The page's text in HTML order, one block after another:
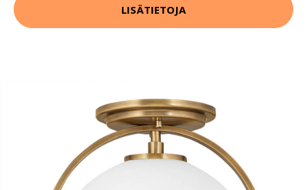
LISÄTIETOJA